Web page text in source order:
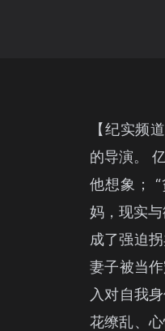
【纪实频
的导演。
他想象；
妈，现实
成了强迫
妻子被当
入对自我
花缭乱、